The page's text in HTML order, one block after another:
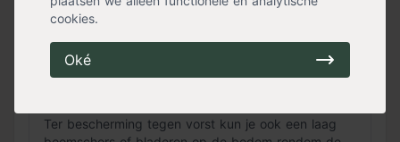
cookies.
Oké
Waar plant ik de Camellia het beste aan in mijn tuin?
Plant de Camellia rood op een zonnige tot half
schaduwrijke plek in je tuin. In verband met
Ter bescherming tegen vorst kun je ook een laag